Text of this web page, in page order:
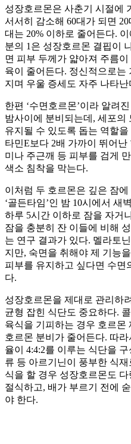
성장호르몬은 사춘기 시절에
서서히 감소해 60대가 되면
대는 20% 이하로 줄어든다.
분의 1은 성장호르몬 결핍이
면 피부 두께가 얇아져 주름
육이 줄어든다. 정신적으로는
지며 우울 증세도 자주 나타
한편 ‘수면호르몬’이라 알려
밤사이에 분비되는데, 세포의
유지될 수 있도록 돕는 역할
타민E보다 2배 가까이 뛰어난
미나 주근깨 등 피부를 검게
색소 침착을 막는다.
이처럼 두 호르몬은 깊은 잠
‘골든타임’인 밤 10시에서 새
하루 5시간 이하로 잠을 자거
잠을 충분히 잔 이들에 비해
는 연구 결과가 있다. 멜라토
지만, 숙면을 취해야 제 기능
피부를 유지하고 싶다면 수면
다.
성장호르몬을 제대로 관리하
균형 잡힌 식단도 중요하다.
육식을 기피하는 경우 호르몬
호르몬 분비가 줄어든다. 따
율이 4:4:2를 이루는 식단을
류 등 아르기닌이 풍부한 식
식을 할 경우 성장호르몬도
절식하고, 배가 부르기 전에
야 한다.